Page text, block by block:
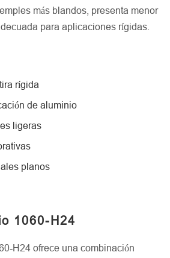
más blandos, presenta menor
para aplicaciones rígidas.
rígida
de aluminio
ligeras
planos
1060-H24
H24 ofrece una combinación